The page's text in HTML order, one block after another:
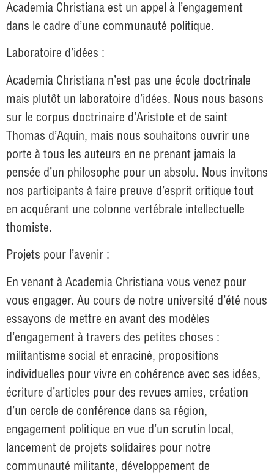
Academia Christiana est un appel à l’engagement
dans le cadre d’une communauté politique.
Laboratoire d’idées :
Academia Christiana n’est pas une école doctrinale
mais plutôt un laboratoire d’idées. Nous nous basons
sur le corpus doctrinaire d’Aristote et de saint
Thomas d’Aquin, mais nous souhaitons ouvrir une
porte à tous les auteurs en ne prenant jamais la
pensée d’un philosophe pour un absolu. Nous invitons
nos participants à faire preuve d’esprit critique tout
en acquérant une colonne vertébrale intellectuelle
thomiste.
Projets pour l’avenir :
En venant à Academia Christiana vous venez pour
vous engager. Au cours de notre université d’été nous
essayons de mettre en avant des modèles
d’engagement à travers des petites choses :
militantisme social et enraciné, propositions
individuelles pour vivre en cohérence avec ses idées,
écriture d’articles pour des revues amies, création
d’un cercle de conférence dans sa région,
engagement politique en vue d’un scrutin local,
lancement de projets solidaires pour notre
communauté militante, développement de